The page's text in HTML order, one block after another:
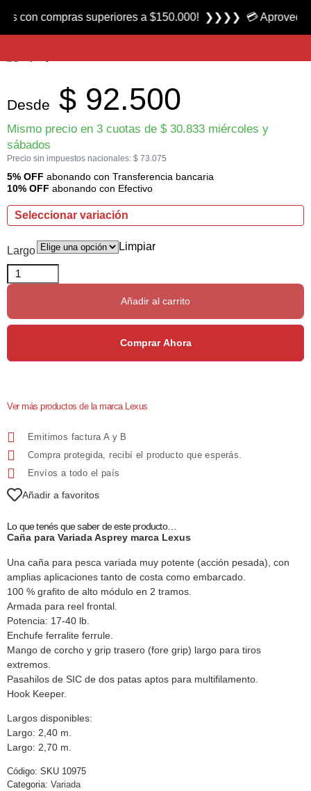
Producto nuevo
Caña para Variada Asprey marca Lexus
Desde $ 92.500
Mismo precio en 3 cuotas de $30.833 miércoles y
sábados
Precio sin impuestos nacionales: $ 73.075
5% OFF abonando con Transferencia bancaria
10% OFF abonando con Efectivo
Seleccionar variación
Largo Limpiar
Añadir al carrito
Comprar Ahora
Ver más productos de la marca Lexus
Emitimos factura A y B
Compra protegida, recibí el producto que esperás.
Envíos a todo el país
Añadir a favoritos
Lo que tenés que saber de este producto…
Caña para Variada Asprey marca Lexus
Una caña para pesca variada muy potente (acción pesada), con
amplias aplicaciones tanto de costa como embarcado.
100 % grafito de alto módulo en 2 tramos.
Armada para reel frontal.
Potencia: 17-40 lb.
Enchufe ferralite ferrule.
Mango de corcho y grip trasero (fore grip) largo para tiros
extremos.
Pasahilos de SIC de dos patas aptos para multifilamento.
Hook Keeper.
Largos disponibles:
Largo: 2,40 m.
Largo: 2,70 m.
Código: SKU 10975
Categoria: Variada
compras superiores a $150.000! ❯❯❯❯ 💳 Aprovecha las